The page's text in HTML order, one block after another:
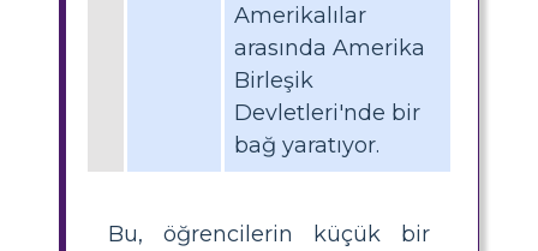
Amerikalılar
arasında Amerika
Birleşik
Devletleri'nde bir
bağ yaratıyor.
Bu, öğrencilerin küçük bir